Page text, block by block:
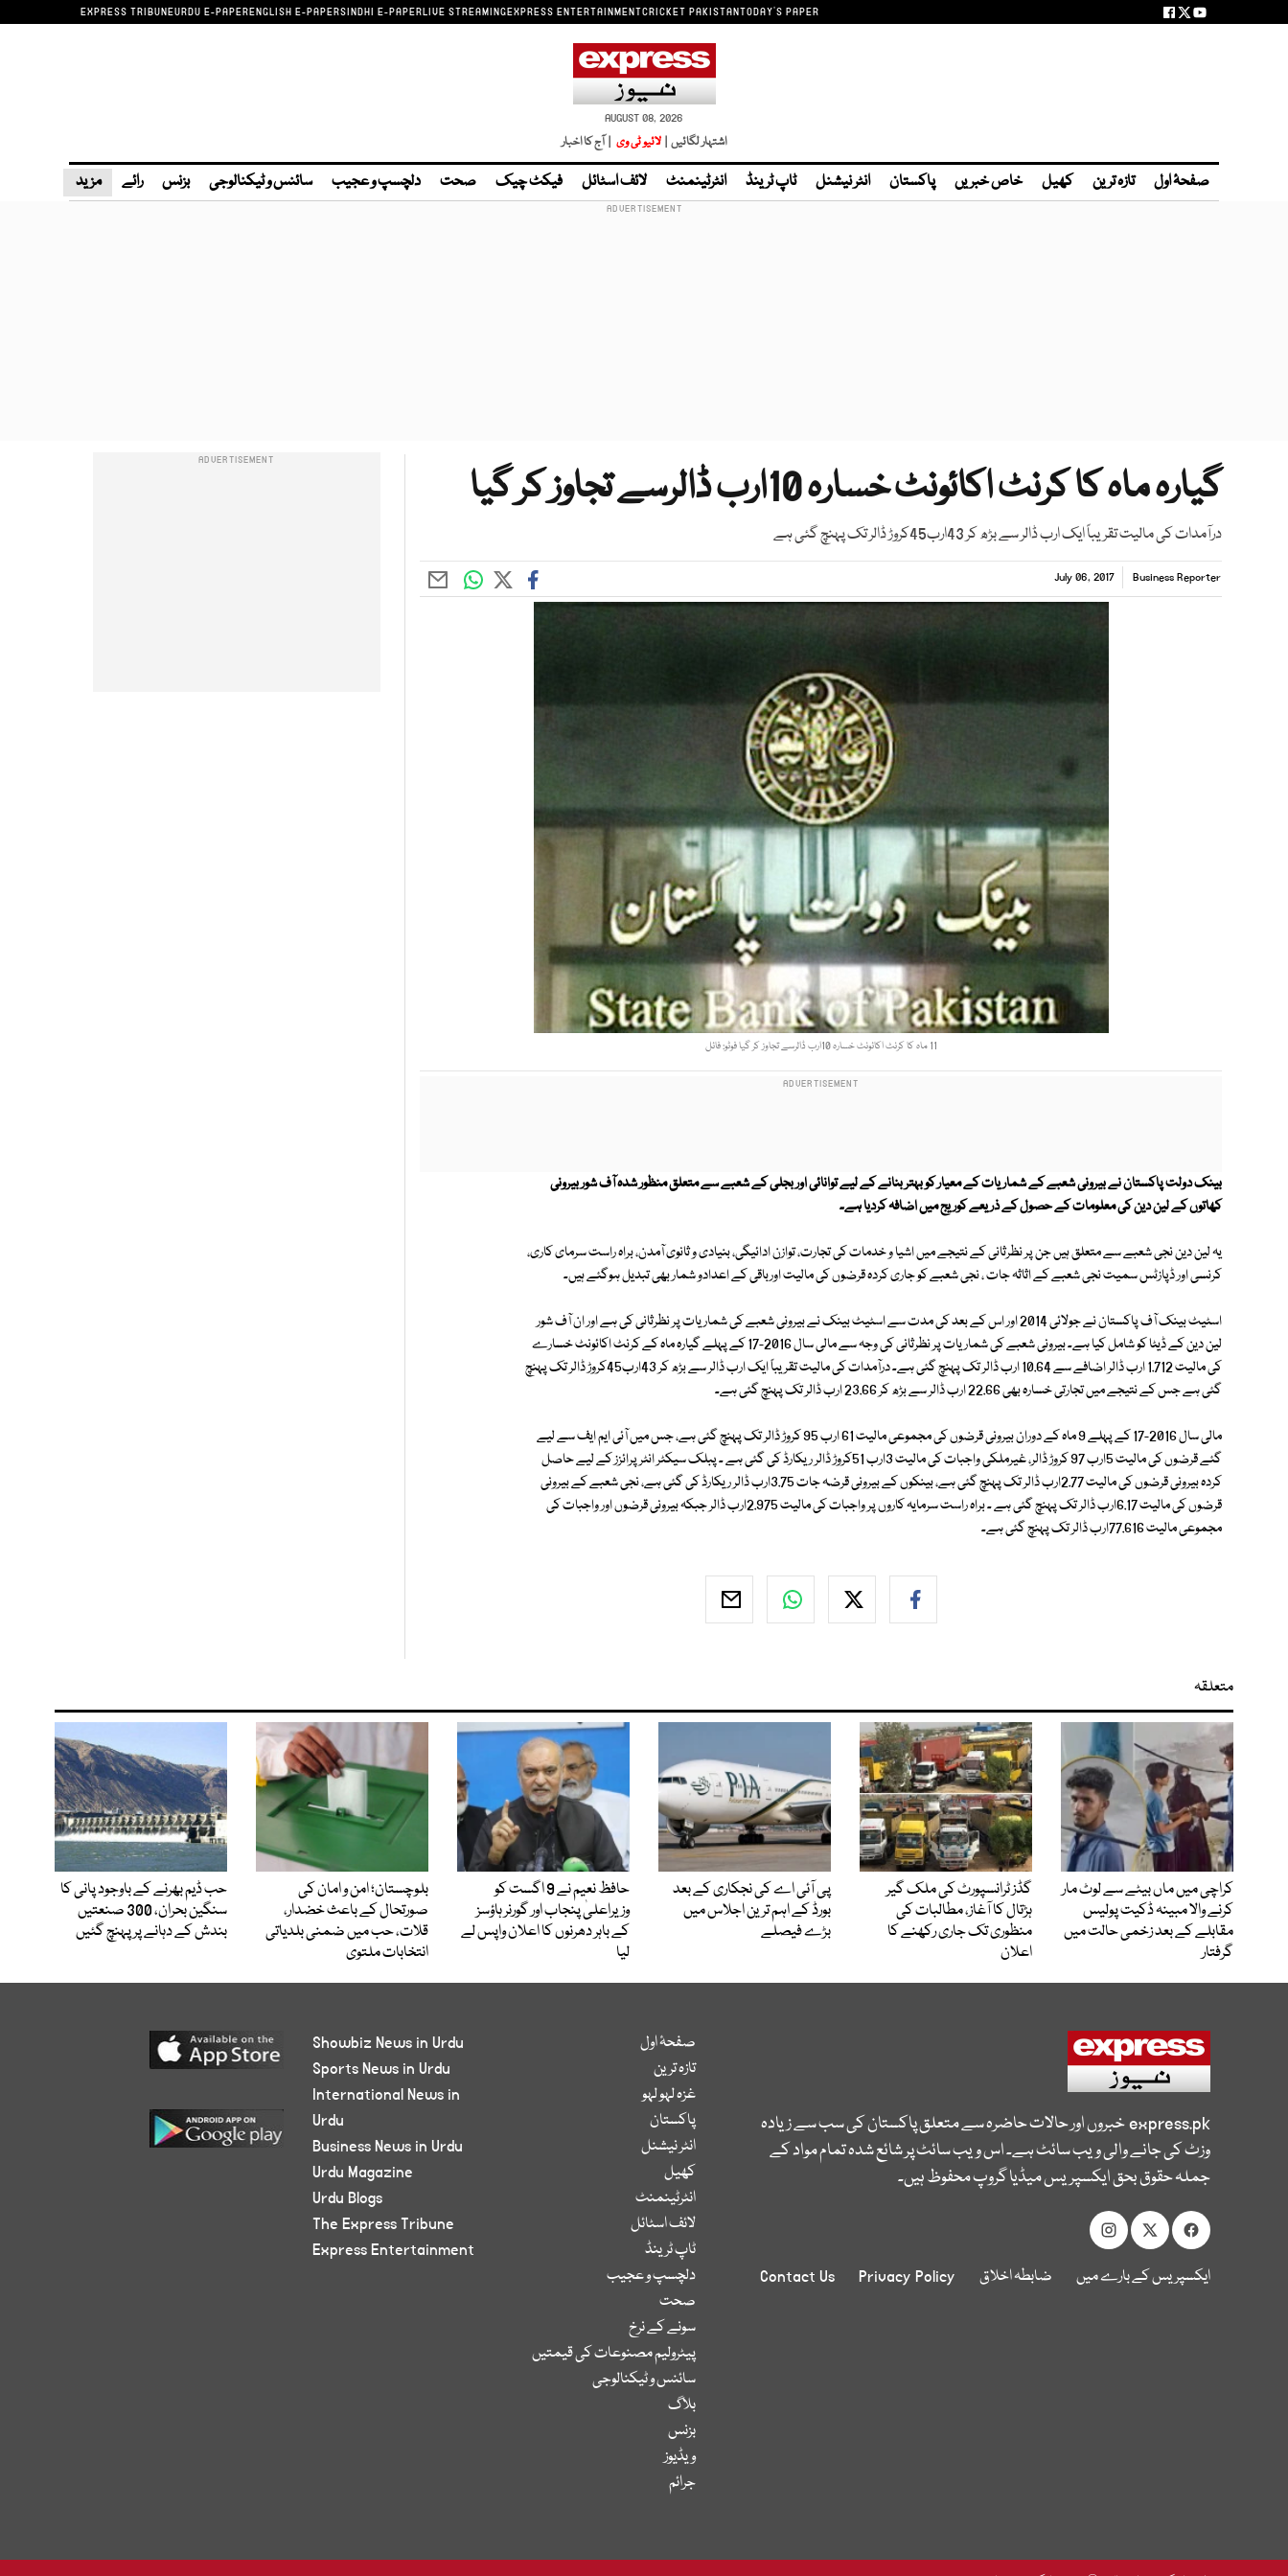
EXPRESS TRIBUNEURDU E-PAPERENGLISH E-PAPERSINDHI E-PAPERLIVE STREAMINGEXPRESS ENTERTAINMENTCRICKET PAKISTANTODAY'S PAPER
AUGUST 08, 2026
اشتہار لگائیں | لائیو ٹی وی | آج کا اخبار
صفحۂ اول تازہ ترین کھیل خاص خبریں پاکستان انٹر نیشنل ٹاپ ٹرینڈ انٹرٹینمنٹ لائف اسٹائل فیکٹ چیک صحت دلچسپ و عجیب سائنس و ٹیکنالوجی بزنس رائے مزید
گیارہ ماہ کا کرنٹ اکائونٹ خسارہ 10ارب ڈالرسے تجاوز کر گیا
درآمدات کی مالیت تقریباً ایک ارب ڈالر سے بڑھ کر 43ارب45کروڑ ڈالر تک پہنچ گئی ہے
Business Reporter
July 06, 2017
11 ماہ کا کرنٹ اکائونٹ خسارہ 10ارب ڈالرسے تجاوز کر گیا فوٹو: فائل
بینک دولت پاکستان نے بیرونی شعبے کے شماریات کے معیار کو بہتر بنانے کے لیے توانائی اور بجلی کے شعبے سے متعلق منظور شدہ آف شور بیرونی
کھاتوں کے لین دین کی معلومات کے حصول کے ذریعے کوریج میں اضافہ کردیا ہے۔
یہ لین دین نجی شعبے سے متعلق ہیں جن پر نظرثانی کے نتیجے میں اشیا و خدمات کی تجارت، توازن ادائیگی، بنیادی و ثانوی آمدن، براہ راست سرمای کاری،
کرنسی اور ڈپازٹس سمیت نجی شعبے کے اثاثہ جات ، نجی شعبے کو جاری کردہ قرضوں کی مالیت اورباقی کے اعدادو شمار بھی تبدیل ہوگئے ہیں۔
اسٹیٹ بینک آف پاکستان نے جولائی 2014 اور اس کے بعد کی مدت سے اسٹیٹ بینک نے بیرونی شعبے کی شماریات پر نظرثانی کی ہے اور ان آف شور
لین دین کے ڈیٹا کو شامل کیا ہے۔ بیرونی شعبے کی شماریات پر نظرثانی کی وجہ سے مالی سال 2016-17 کے پہلے گیارہ ماہ کے کرنٹ اکائونٹ خسارے
کی مالیت 1.712 ارب ڈالر اضافے سے 10.64 ارب ڈالر تک پہنچ گئی ہے۔ درآمدات کی مالیت تقریباً ایک ارب ڈالر سے بڑھ کر 43ارب45کروڑ ڈالر تک پہنچ
گئی ہے جس کے نتیجے میں تجارتی خسارہ بھی 22.66 ارب ڈالر سے بڑھ کر 23.66 ارب ڈالر تک پہنچ گئی ہے۔
مالی سال 2016-17 کے پہلے 9 ماہ کے دوران بیرونی قرضوں کی مجموعی مالیت 61 ارب 95 کروڑ ڈالر تک پہنچ گئی ہے، جس میں آئی ایم ایف سے لیے
گئے قرضوں کی مالیت 5ارب 97 کروڑ ڈالر، غیرملکی واجبات کی مالیت 3ارب 51کروڑ ڈالر ریکارڈ کی گئی ہے ۔ پبلک سیکٹر انٹرپرائزز کے لیے حاصل
کردہ بیرونی قرضوں کی مالیت 2.77ارب ڈالر تک پہنچ گئی ہے، بینکوں کے بیرونی قرضہ جات 3.75ارب ڈالر ریکارڈ کی گئی ہے، نجی شعبے کے بیرونی
قرضوں کی مالیت 6.17ارب ڈالر تک پہنچ گئی ہے ۔ براہ راست سرمایہ کاروں پر واجبات کی مالیت 2.975ارب ڈالر جبکہ بیرونی قرضوں اور واجبات کی
مجموعی مالیت 77.616ارب ڈالر تک پہنچ گئی ہے۔
متعلقہ
کراچی میں ماں بیٹے سے لوٹ مار
کرنے والا مبینہ ڈکیت پولیس
مقابلے کے بعد زخمی حالت میں
گرفتار
گڈز ٹرانسپورٹ کی ملک گیر
ہڑتال کا آغاز، مطالبات کی
منظوری تک جاری رکھنے کا
اعلان
پی آئی اے کی نجکاری کے بعد
بورڈ کے اہم ترین اجلاس میں
بڑے فیصلے
حافظ نعیم نے 9 اگست کو
وزیراعلیٰ پنجاب اور گورنر ہاؤسز
کے باہر دھرنوں کا اعلان واپس لے
لیا
بلوچستان؛ امن و امان کی
صورتحال کے باعث خضدار،
قلات، حب میں ضمنی بلدیاتی
انتخابات ملتوی
حب ڈیم بھرنے کے باوجود پانی کا
سنگین بحران، 300 صنعتیں
بندش کے دہانے پر پہنچ گئیں
express.pkخبروں اور حالات حاضرہ سے متعلق پاکستان کی سب سے زیادہ
وزٹ کی جانے والی ویب سائٹ ہے۔ اس ویب سائٹ پر شائع شدہ تمام مواد کے
جملہ حقوق بحق ایکسپریس میڈیا گروپ محفوظ ہیں۔
ایکسپریس کے بارے میں ضابطہ اخلاق Privacy Policy
Contact Us
صفحۂ اول
تازہ ترین
غزہ لہو لہو
پاکستان
انٹر نیشنل
کھیل
انٹرٹینمنٹ
لائف اسٹائل
ٹاپ ٹرینڈ
دلچسپ و عجیب
صحت
سونے کے نرخ
پیٹرولیم مصنوعات کی قیمتیں
سائنس و ٹیکنالوجی
بلاگ
بزنس
ویڈیوز
جرائم
Showbiz News in Urdu
Sports News in Urdu
International News in
Urdu
Business News in Urdu
Urdu Magazine
Urdu Blogs
The Express Tribune
Express Entertainment